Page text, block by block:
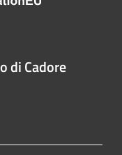
di Cadore